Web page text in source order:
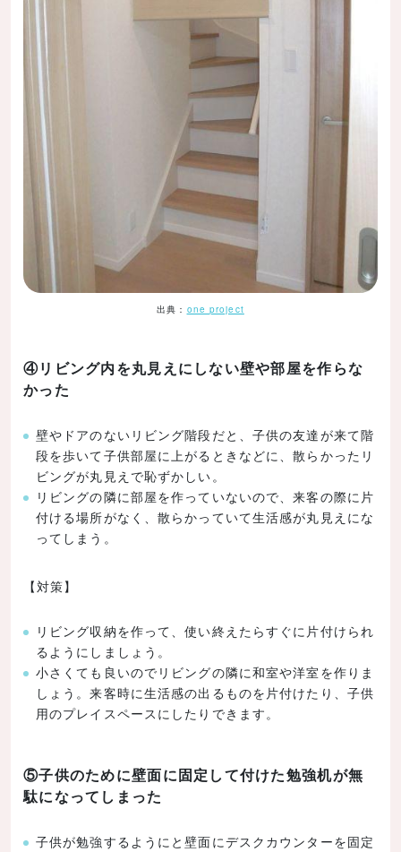
出典： one project
④リビング内を丸見えにしない壁や部屋を作らな
かった
壁やドアのないリビング階段だと、子供の友達が来て階
段を歩いて子供部屋に上がるときなどに、散らかったリ
ビングが丸見えで恥ずかしい。
リビングの隣に部屋を作っていないので、来客の際に片
付ける場所がなく、散らかっていて生活感が丸見えにな
ってしまう。
【対策】
リビング収納を作って、使い終えたらすぐに片付けられ
るようにしましょう。
小さくても良いのでリビングの隣に和室や洋室を作りま
しょう。来客時に生活感の出るものを片付けたり、子供
用のプレイスペースにしたりできます。
⑤子供のために壁面に固定して付けた勉強机が無
駄になってしまった
子供が勉強するようにと壁面にデスクカウンターを固定